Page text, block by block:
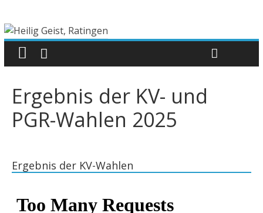
Ergebnis der KV- und
PGR-Wahlen 2025
Ergebnis der KV-Wahlen